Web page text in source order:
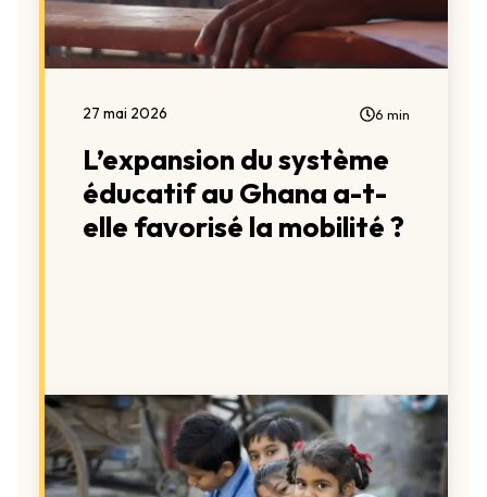
27 mai 2026 6 min
L’expansion du système
éducatif au Ghana a-t-
elle favorisé la mobilité ?